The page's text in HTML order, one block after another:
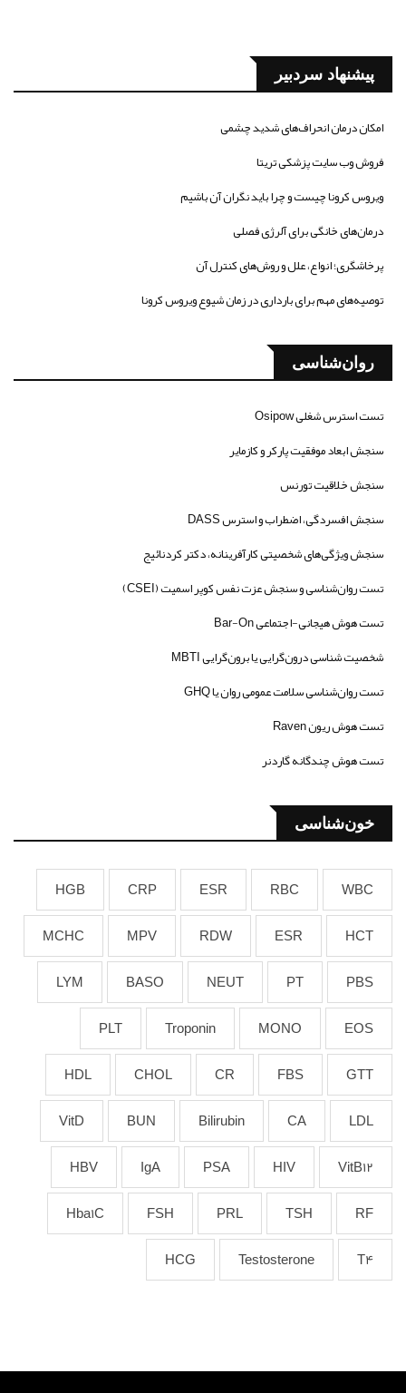
پیشنهاد سردبیر
امکان درمان انحراف‌های شدید چشمی
فروش وب سایت پزشکی تریتا
ویروس کرونا چیست و چرا باید نگران آن باشیم
درمان‌های خانگی برای آلرژی فصلی
پرخاشگری؛ انواع، علل و روش‌های کنترل آن
توصیه‌های مهم برای بارداری در زمان شیوع ویروس کرونا
روان‌شناسی
تست استرس شغلی Osipow
سنجش ابعاد موفقیت پارکر و کازمایر
سنجش خلاقیت تورنس
سنجش افسردگی، اضطراب و استرس DASS
سنجش ویژگی‌های شخصیتی کارآفرینانه، دکتر کردنائیج
تست روان‌شناسی و سنجش عزت نفس کوپر اسمیت (CSEI)
تست هوش هیجانی-اجتماعی Bar-On
شخصیت شناسی درون‌گرایی یا برون‌گرایی MBTI
تست روان‌شناسی سلامت عمومی روان یا GHQ
تست هوش ریون Raven
تست هوش چندگانه گاردنر
خون‌شناسی
WBC
RBC
ESR
CRP
HGB
HCT
ESR
RDW
MPV
MCHC
PBS
PT
NEUT
BASO
LYM
EOS
MONO
Troponin
PLT
GTT
FBS
CR
CHOL
HDL
LDL
CA
Bilirubin
BUN
VitD
VitB12
HIV
PSA
IgA
HBV
RF
TSH
PRL
FSH
Hba1C
T4
Testosterone
HCG